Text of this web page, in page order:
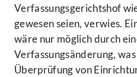
Verfassungsgerichtshof
gewesen seien, verwies.
wäre nur möglich durch
Verfassungsänderung,
Überprüfung von